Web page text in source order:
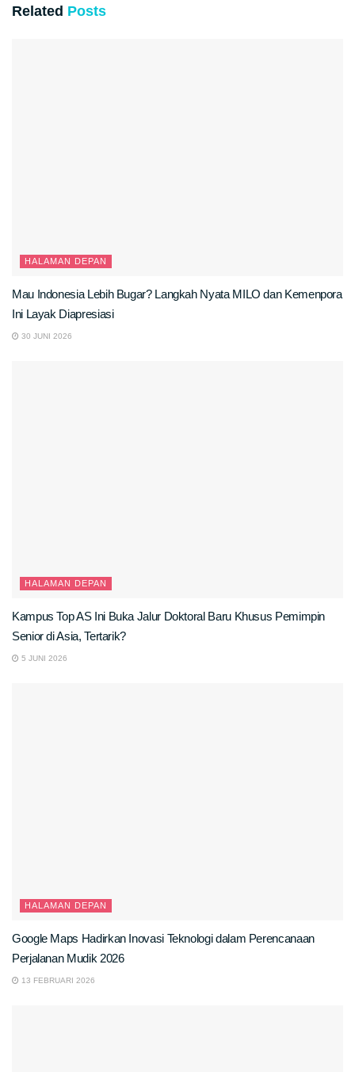
Related Posts
HALAMAN DEPAN
Mau Indonesia Lebih Bugar? Langkah Nyata MILO dan Kemenpora
Ini Layak Diapresiasi
30 JUNI 2026
HALAMAN DEPAN
Kampus Top AS Ini Buka Jalur Doktoral Baru Khusus Pemimpin
Senior di Asia, Tertarik?
5 JUNI 2026
HALAMAN DEPAN
Google Maps Hadirkan Inovasi Teknologi dalam Perencanaan
Perjalanan Mudik 2026
13 FEBRUARI 2026